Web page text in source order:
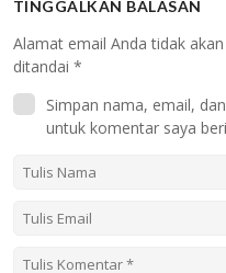
TINGGALKAN BALASAN
Alamat email Anda tidak
ditandai *
Simpan nama, email,
untuk komentar saya